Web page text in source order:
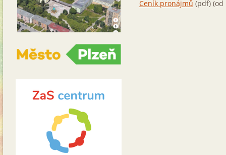
Ceník pronájmů (pdf) (od